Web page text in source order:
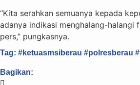
“Kita serahkan semuanya kepada
adanya indikasi menghalang-halangi
pers,” pungkasnya.
Tag: #ketuasmsiberau #polresberau
Bagikan: